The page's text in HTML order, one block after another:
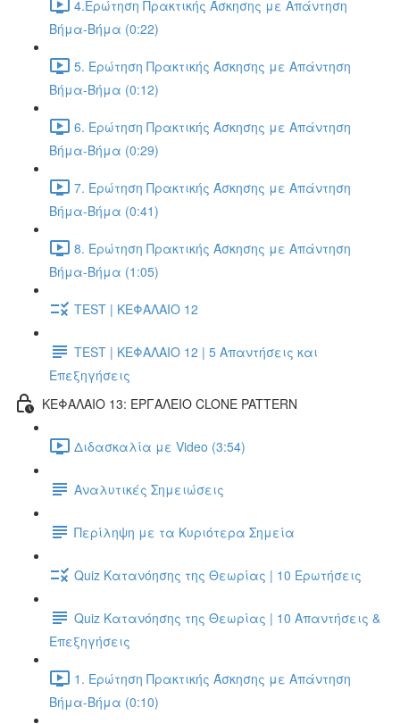
4.Ερώτηση Πρακτικής Άσκησης με Απάντηση
Βήμα-Βήμα (0:22)
5. Ερώτηση Πρακτικής Άσκησης με Απάντηση
Βήμα-Βήμα (0:12)
6. Ερώτηση Πρακτικής Άσκησης με Απάντηση
Βήμα-Βήμα (0:29)
7. Ερώτηση Πρακτικής Άσκησης με Απάντηση
Βήμα-Βήμα (0:41)
8. Ερώτηση Πρακτικής Άσκησης με Απάντηση
Βήμα-Βήμα (1:05)
TEST | ΚΕΦΑΛΑΙΟ 12
TEST | ΚΕΦΑΛΑΙΟ 12 | 5 Απαντήσεις και
Επεξηγήσεις
ΚΕΦΑΛΑΙΟ 13: ΕΡΓΑΛΕΙΟ CLONE PATTERN
Διδασκαλία με Video (3:54)
Αναλυτικές Σημειώσεις
Περίληψη με τα Κυριότερα Σημεία
Quiz Κατανόησης της Θεωρίας | 10 Ερωτήσεις
Quiz Κατανόησης της Θεωρίας | 10 Απαντήσεις &
Επεξηγήσεις
1. Ερώτηση Πρακτικής Άσκησης με Απάντηση
Βήμα-Βήμα (0:10)